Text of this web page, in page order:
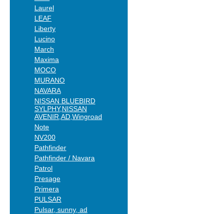
Laurel
LEAF
Liberty
Lucino
March
Maxima
MOCO
MURANO
NAVARA
NISSAN BLUEBIRD
SYLPHY,NISSAN
AVENIR,AD,Wingroad
Note
NV200
Pathfinder
Pathfinder / Navara
Patrol
Presage
Primera
PULSAR
Pulsar, sunny, ad